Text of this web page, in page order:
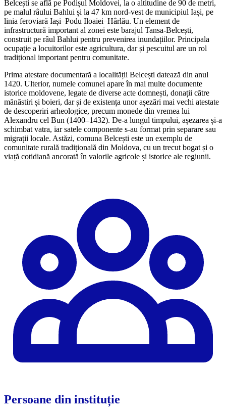
Belcești se află pe Podișul Moldovei, la o altitudine de 90 de metri,
pe malul râului Bahlui și la 47 km nord-vest de municipiul Iași, pe
linia feroviară Iași–Podu Iloaiei–Hârlău. Un element de
infrastructură important al zonei este barajul Tansa-Belcești,
construit pe râul Bahlui pentru prevenirea inundațiilor. Principala
ocupație a locuitorilor este agricultura, dar și pescuitul are un rol
tradițional important pentru comunitate.
Prima atestare documentară a localității Belcești datează din anul
1420. Ulterior, numele comunei apare în mai multe documente
istorice moldovene, legate de diverse acte domnești, donații către
mănăstiri și boieri, dar și de existența unor așezări mai vechi atestate
de descoperiri arheologice, precum monede din vremea lui
Alexandru cel Bun (1400–1432). De-a lungul timpului, așezarea și-a
schimbat vatra, iar satele componente s-au format prin separare sau
migrații locale. Astăzi, comuna Belcești este un exemplu de
comunitate rurală tradițională din Moldova, cu un trecut bogat și o
viață cotidiană ancorată în valorile agricole și istorice ale regiunii.
Persoane din instituție